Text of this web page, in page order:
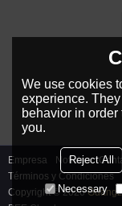
Empresa Noticias
Términos y Condiciones
Copyright © 2026
We use cookies
experience.
behavior in
you.
Reject All
Necessary